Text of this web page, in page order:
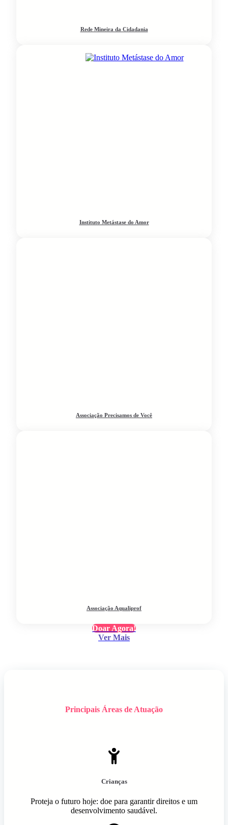
Rede Mineira da Cidadania
Instituto Metástase do Amor
Associação Precisamos de Você
Associação Aqualiprof
Doar Agora!
Ver Mais
Principais Áreas de Atuação
Crianças
Proteja o futuro hoje: doe para garantir direitos e um
desenvolvimento saudável.